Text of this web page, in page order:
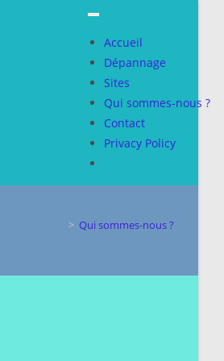
Accueil
Dépannage
Sites
Qui sommes-nous ?
Contact
Privacy Policy
> Qui sommes-nous ?